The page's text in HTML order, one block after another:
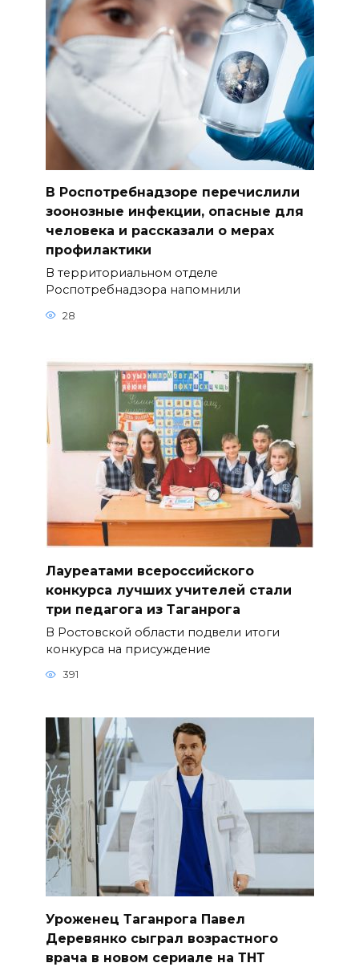
В Роспотребнадзоре перечислили
зоонозные инфекции, опасные для
человека и рассказали о мерах
профилактики
В территориальном отделе
Роспотребнадзора напомнили
28
Лауреатами всероссийского
конкурса лучших учителей стали
три педагога из Таганрога
В Ростовской области подвели итоги
конкурса на присуждение
391
Уроженец Таганрога Павел
Деревянко сыграл возрастного
врача в новом сериале на ТНТ